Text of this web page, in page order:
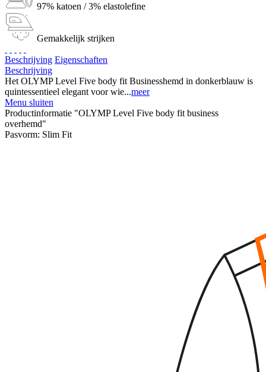
97% katoen / 3% elastolefine
Gemakkelijk strijken
Beschrijving Eigenschaften
Beschrijving
Het OLYMP Level Five body fit Businesshemd in donkerblauw is
quintessentieel elegant voor wie...meer
Menu sluiten
Productinformatie "OLYMP Level Five body fit business
overhemd"
Pasvorm: Slim Fit